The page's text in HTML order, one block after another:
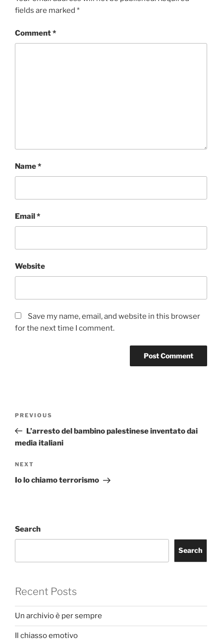
fields are marked *
Comment*
Name*
Email*
Website
Save my name, email, and website in this browser
for the next time I comment.
Previous
Post
PREVIOUS
L’arresto del bambino palestinese inventato dai
media italiani
Next
Post
NEXT
Io lo chiamo terrorismo
Search
Search
Recent Posts
Un archivio è per sempre
Il chiasso emotivo